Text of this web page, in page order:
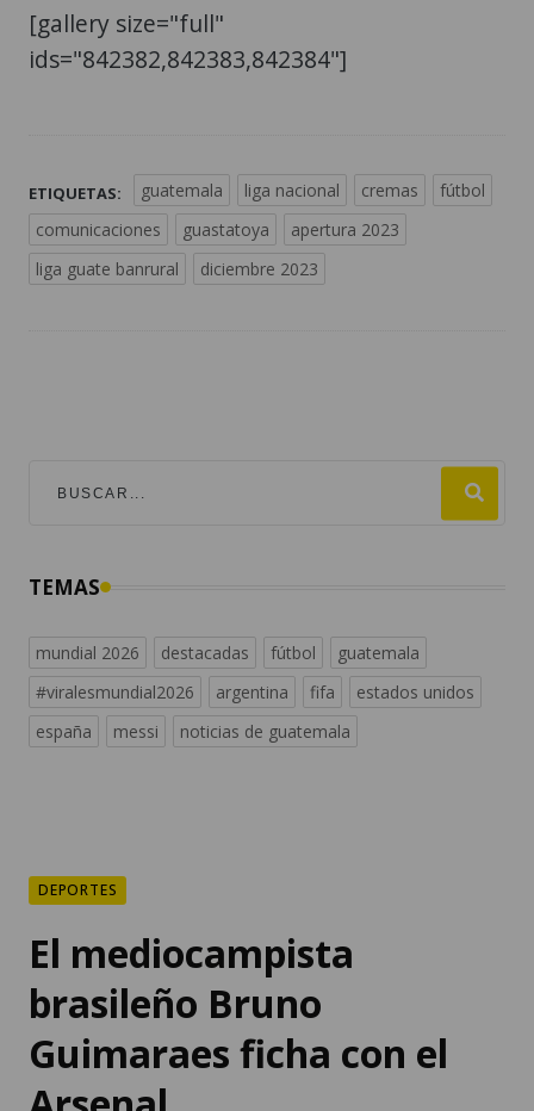
[gallery size="full"
ids="842382,842383,842384"]
ETIQUETAS: guatemala liga nacional cremas
fútbol
comunicaciones
guastatoya
apertura 2023
liga guate banrural
diciembre 2023
TEMAS
mundial 2026 destacadas fútbol
guatemala
#viralesmundial2026
argentina fifa
estados unidos
españa
messi noticias de guatemala
DEPORTES
El mediocampista
brasileño Bruno
Guimaraes ficha con el